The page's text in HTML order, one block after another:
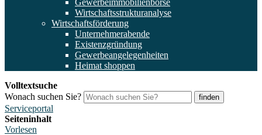
Gewerbeimmobilienbörse
Wirtschaftsstrukturanalyse
Wirtschaftsförderung
Unternehmerabende
Existenzgründung
Gewerbeangelegenheiten
Heimat shoppen
Volltextsuche
Wonach suchen Sie?
finden
Serviceportal
Seiteninhalt
Vorlesen